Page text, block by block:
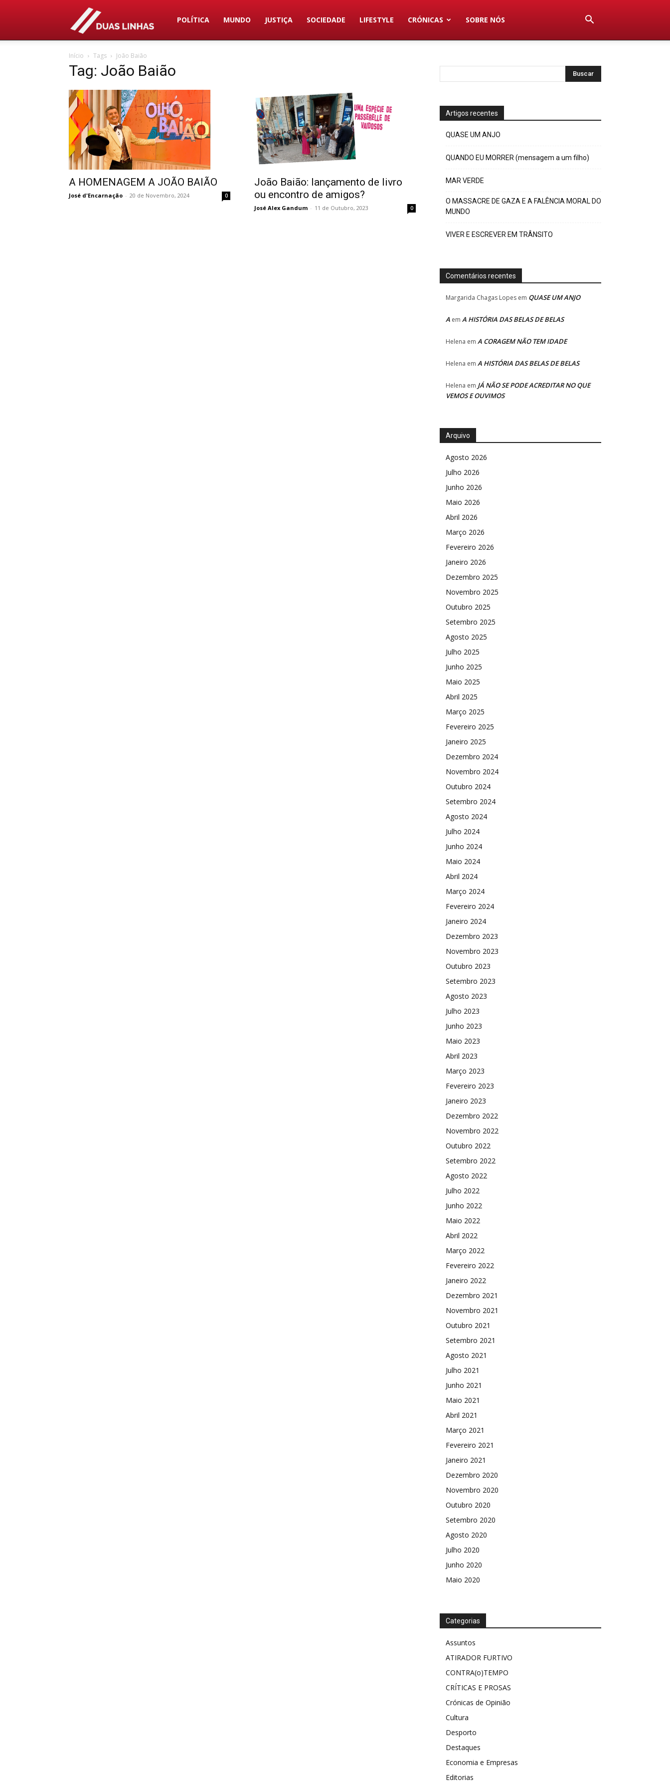
Duas
POLÍTICA MUNDO JUSTIÇA SOCIEDADE LIFESTYLE CRÓNICAS SOBRE NÓS
Início Tags João Baião
Tag: João Baião
A HOMENAGEM A JOÃO BAIÃO
José d'Encarnação - 20 de Novembro, 2024 0
João Baião: lançamento de livro
ou encontro de amigos?
José Alex Gandum - 11 de Outubro, 2023 0
Artigos recentes
QUASE UM ANJO
QUANDO EU MORRER (mensagem a um filho)
MAR VERDE
O MASSACRE DE GAZA E A FALÊNCIA MORAL DO
MUNDO
VIVER E ESCREVER EM TRÂNSITO
Comentários recentes
Margarida Chagas Lopes em QUASE UM ANJO
A em A HISTÓRIA DAS BELAS DE BELAS
Helena em A CORAGEM NÃO TEM IDADE
Helena em A HISTÓRIA DAS BELAS DE BELAS
Helena em JÁ NÃO SE PODE ACREDITAR NO QUE
VEMOS E OUVIMOS
Arquivo
Agosto 2026
Julho 2026
Junho 2026
Maio 2026
Abril 2026
Março 2026
Fevereiro 2026
Janeiro 2026
Dezembro 2025
Novembro 2025
Outubro 2025
Setembro 2025
Agosto 2025
Julho 2025
Junho 2025
Maio 2025
Abril 2025
Março 2025
Fevereiro 2025
Janeiro 2025
Dezembro 2024
Novembro 2024
Outubro 2024
Setembro 2024
Agosto 2024
Julho 2024
Junho 2024
Maio 2024
Abril 2024
Março 2024
Fevereiro 2024
Janeiro 2024
Dezembro 2023
Novembro 2023
Outubro 2023
Setembro 2023
Agosto 2023
Julho 2023
Junho 2023
Maio 2023
Abril 2023
Março 2023
Fevereiro 2023
Janeiro 2023
Dezembro 2022
Novembro 2022
Outubro 2022
Setembro 2022
Agosto 2022
Julho 2022
Junho 2022
Maio 2022
Abril 2022
Março 2022
Fevereiro 2022
Janeiro 2022
Dezembro 2021
Novembro 2021
Outubro 2021
Setembro 2021
Agosto 2021
Julho 2021
Junho 2021
Maio 2021
Abril 2021
Março 2021
Fevereiro 2021
Janeiro 2021
Dezembro 2020
Novembro 2020
Outubro 2020
Setembro 2020
Agosto 2020
Julho 2020
Junho 2020
Maio 2020
Categorias
Assuntos
ATIRADOR FURTIVO
CONTRA(o)TEMPO
CRÍTICAS E PROSAS
Crónicas de Opinião
Cultura
Desporto
Destaques
Economia e Empresas
Editorias